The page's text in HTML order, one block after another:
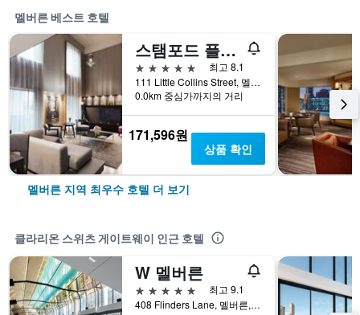
멜버른 베스트 호텔
스탬포드 플라자 멜버른
5성급
최고 8.1
111 Little Collins Street, 멜버른, VIC, 호주
0.0km 중심가까지의 거리
171,596원
상품 확인
멜버른 지역 최우수 호텔 더 보기
클라리온 스위츠 게이트웨이 인근 호텔
W 멜버른
5성급
최고 9.1
408 Flinders Lane, 멜버른, VIC, 호주